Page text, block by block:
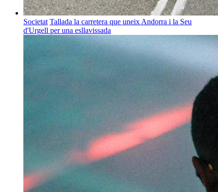
Societat Tallada la carretera que uneix Andorra i la Seu
d'Urgell per una esllavissada